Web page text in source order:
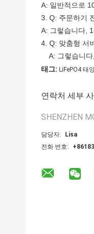
A: 일반적으로
3. Q: 주문하기
A: 그렇습니다,
4. Q: 맞춤형 서
A: 그렇습니
태그: LiFePO4 태
연락처 세부
SHENZHEN
담당자:
Lisa
전화 번호: